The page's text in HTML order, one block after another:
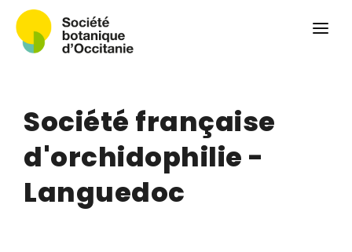
Colloque
Ressources
Société française
d'orchidophilie -
Languedoc